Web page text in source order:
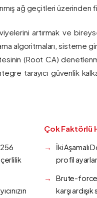
ağ geçitleri üzerinden
artırmak ve
algoritmaları, sisteme
(Root CA)
tarayıcı güvenlik
Çok Faktörlü
İki Aşamalı
profil
Brute-force
karşı